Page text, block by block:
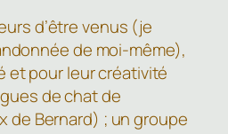
d’être venus (je
de moi-même),
et pour leur créativité
de chat de
de Bernard) ; un groupe